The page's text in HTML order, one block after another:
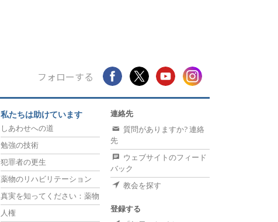
フォローする
私たちは助けています
しあわせへの道
勉強の技術
犯罪者の更生
薬物のリハビリテーション
真実を知ってください：薬物
人権
連絡先
質問がありますか? 連絡
先
ウェブサイトのフィード
バック
教会を探す
登録する